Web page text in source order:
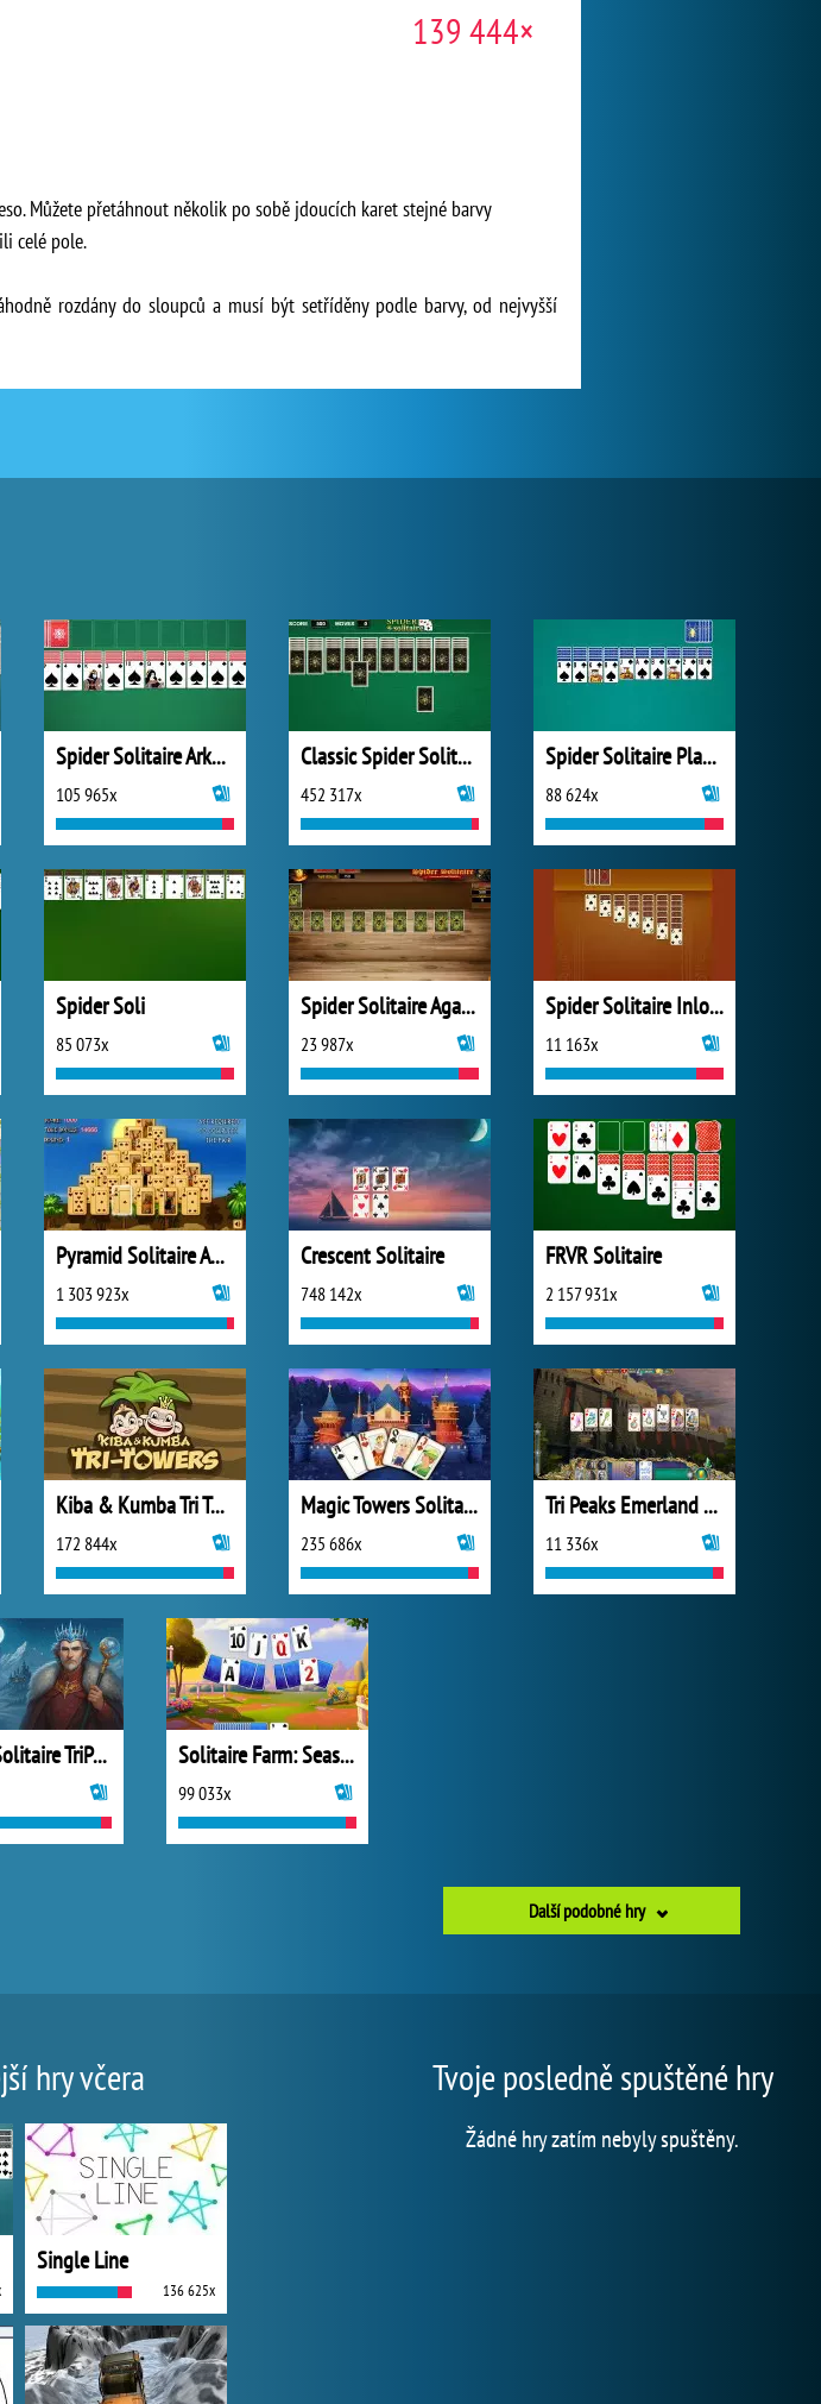
139 444×
Můžete přetáhnout několik po sobě jdoucích karet stejné barvy
celé pole.
rozdány do sloupců a musí být setříděny podle barvy, od nejvyšší
Spider Solitaire Arkadium
105 965x
Classic Spider Solitaire
452 317x
Spider Solitaire Playtouch
88 624x
Spider Soli
85 073x
Spider Solitaire Agame
23 987x
Spider Solitaire Inlogic
11 163x
Pyramid Solitaire Ancient Egypt
1 303 923x
Crescent Solitaire
748 142x
FRVR Solitaire
2 157 931x
Kiba & Kumba Tri Towers Solitaire
172 844x
Magic Towers Solitaire
235 686x
Tri Peaks Emerland Solitaire
11 336x
Winter Solitaire TriPeaks Solitaire Farm: Seasons 2
99 033x
Další podobné hry
hry včera
Single Line
136 625x
Tvoje posledně spuštěné hry
Žádné hry zatím nebyly spuštěny.